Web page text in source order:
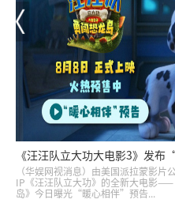
《汪汪队立大功大电影3》发布
（华娱网视消息）由美国派拉蒙影
IP《汪汪队立大功》的全新大电影
岛》今日曝光“暖心相伴”预告...